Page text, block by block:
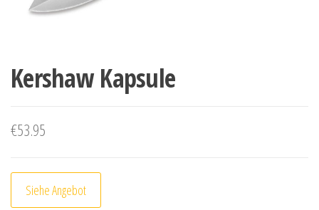
Kershaw Kapsule
€53.95
Siehe Angebot